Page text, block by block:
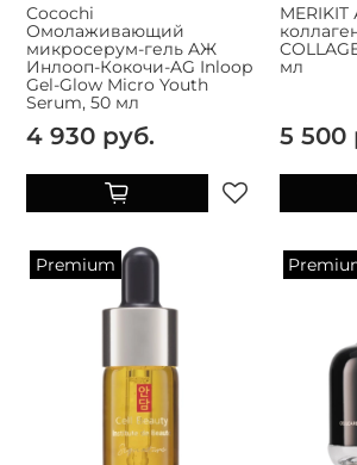
Cocochi
Омолаживающий
микросерум-гель AЖ
Инлооп-Кокочи-AG Inloop
Gel-Glow Micro Youth
Serum, 50 мл
4 930 руб.
мл
5 500
Premium